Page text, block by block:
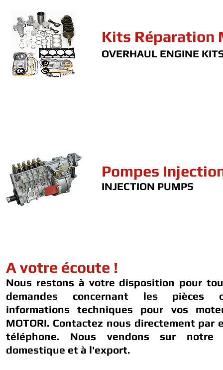
Kits Réparation
OVERHAUL ENGINE
Pompes
INJECTION PUMPS
A votre écoute !
Nous restons à votre disposition pour
demandes concernant les pièces
informations techniques pour vos
MOTORI. Contactez nous directement par
téléphone. Nous vendons sur notre
domestique et à l'export.